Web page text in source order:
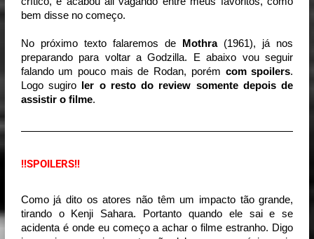
bem disse no começo.
No próximo texto falaremos de Mothra (1961), já nos
preparando para voltar a Godzilla. E abaixo vou seguir
falando um pouco mais de Rodan, porém com spoilers.
Logo sugiro
ler o resto do review somente depois de
assistir o filme.
!!SPOILERS!!
Como já dito os atores não têm um impacto tão grande,
tirando o Kenji Sahara. Portanto quando ele sai e se
acidenta é onde eu começo a achar o filme estranho. Digo